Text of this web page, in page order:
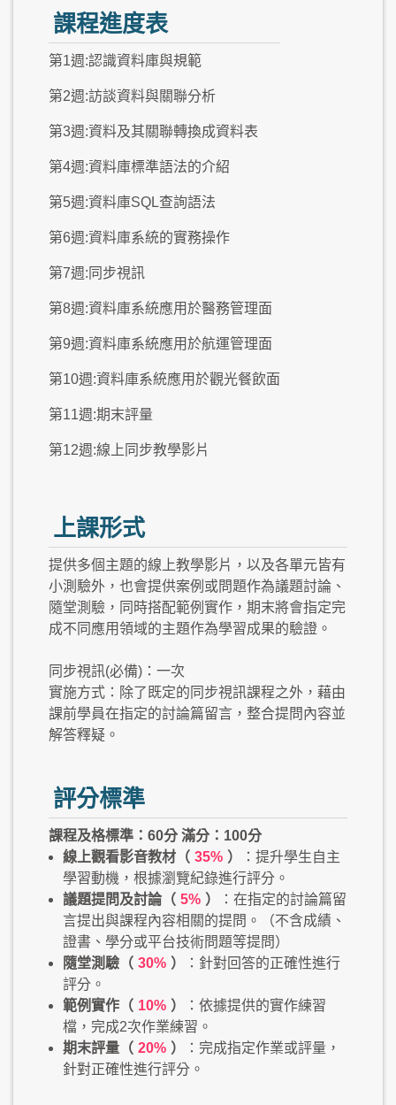
課程進度表
第1週:認識資料庫與規範
第2週:訪談資料與關聯分析
第3週:資料及其關聯轉換成資料表
第4週:資料庫標準語法的介紹
第5週:資料庫SQL查詢語法
第6週:資料庫系統的實務操作
第7週:同步視訊
第8週:資料庫系統應用於醫務管理面
第9週:資料庫系統應用於航運管理面
第10週:資料庫系統應用於觀光餐飲面
第11週:期末評量
第12週:線上同步教學影片
上課形式
提供多個主題的線上教學影片，以及各單元皆有
小測驗外，也會提供案例或問題作為議題討論、
隨堂測驗，同時搭配範例實作，期末將會指定完
成不同應用領域的主題作為學習成果的驗證。
同步視訊(必備)：一次
實施方式：除了既定的同步視訊課程之外，藉由
課前學員在指定的討論篇留言，整合提問內容並
解答釋疑。
評分標準
課程及格標準：60分 滿分：100分
線上觀看影音教材（ 35% ）
：提升學生自主
學習動機，根據瀏覽紀錄進行評分。
議題提問及討論（ 5% ）
：在指定的討論篇留
言提出與課程內容相關的提問。（不含成績、
證書、學分或平台技術問題等提問）
隨堂測驗（ 30% ）
：針對回答的正確性進行
評分。
範例實作（ 10% ）
：依據提供的實作練習
檔，完成2次作業練習。
期末評量（ 20% ）
：完成指定作業或評量，
針對正確性進行評分。